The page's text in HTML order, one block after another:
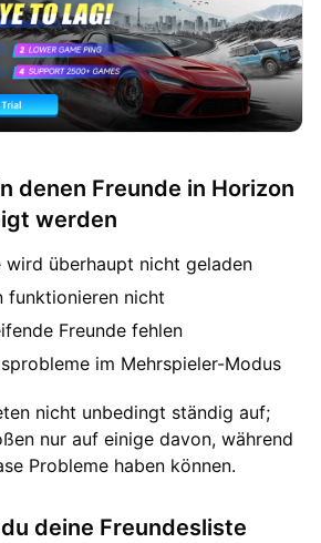
denen Freunde in Horizon
werden
wird überhaupt nicht geladen
funktionieren nicht
Freunde fehlen
im Mehrspieler-Modus
nicht unbedingt ständig auf;
nur auf einige davon, während
Probleme haben können.
deine Freundesliste